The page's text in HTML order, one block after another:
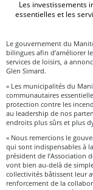
Les investissements
essentielles et les
Le gouvernement du
bilingues afin d’améliorer
services de loisirs, a
Glen Simard.
« Les municipalités du
communautaires
protection contre les
au leadership de nos
endroits plus sûrs et plus
« Nous remercions le
qui sont indispensables à
président de l’Association
vont bien au-delà de
collectivités bâtissent leur
renforcement de la